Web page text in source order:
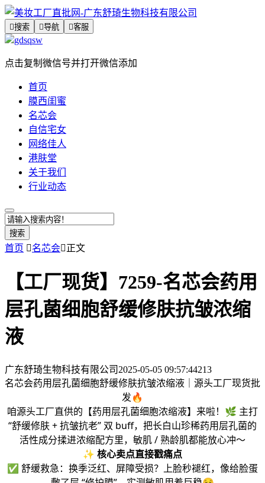
搜索 导航 客服
gdsqsw
点击复制微信号并打开微信添加
首页
膜西闺蜜
名芯会
自信宅女
网络佳人
港肤堂
关于我们
行业动态
搜索
首页 名芯会正文
【工厂现货】7259-名芯会药用
层孔菌细胞舒缓修肤抗皱浓缩
液
广东舒琦生物科技有限公司 2025-05-05 09:57:44213
名芯会药用层孔菌细胞舒缓修肤抗皱浓缩液｜源头工厂现货批
发🔥
咱源头工厂直供的【药用层孔菌细胞浓缩液】来啦！🌿 主打
“舒缓修肤 + 抗皱抗老” 双 buff，把长白山珍稀药用层孔菌的
活性成分揉进浓缩配方里，敏肌 / 熟龄肌都能放心冲～
✨ 核心卖点直接戳痛点
✅ 舒缓救急：换季泛红、屏障受损？上脸秒褪红，像给脸蛋